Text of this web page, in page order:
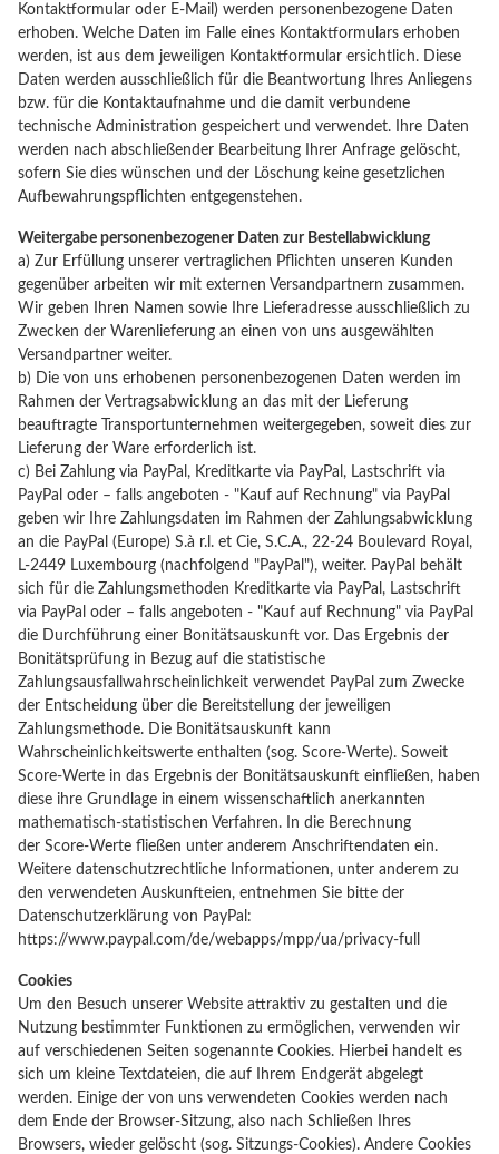
Kontaktformular oder E-Mail) werden personenbezogene Daten
erhoben. Welche Daten im Falle eines Kontaktformulars erhoben
werden, ist aus dem jeweiligen Kontaktformular ersichtlich. Diese
Daten werden ausschließlich für die Beantwortung Ihres Anliegens
bzw. für die Kontaktaufnahme und die damit verbundene
technische Administration gespeichert und verwendet. Ihre Daten
werden nach abschließender Bearbeitung Ihrer Anfrage gelöscht,
sofern Sie dies wünschen und der Löschung keine gesetzlichen
Aufbewahrungspflichten entgegenstehen.
Weitergabe personenbezogener Daten zur Bestellabwicklung
a) Zur Erfüllung unserer vertraglichen Pflichten unseren Kunden
gegenüber arbeiten wir mit externen Versandpartnern zusammen.
Wir geben Ihren Namen sowie Ihre Lieferadresse ausschließlich zu
Zwecken der Warenlieferung an einen von uns ausgewählten
Versandpartner weiter.
b) Die von uns erhobenen personenbezogenen Daten werden im
Rahmen der Vertragsabwicklung an das mit der Lieferung
beauftragte Transportunternehmen weitergegeben, soweit dies zur
Lieferung der Ware erforderlich ist.
c) Bei Zahlung via PayPal, Kreditkarte via PayPal, Lastschrift via
PayPal oder – falls angeboten - "Kauf auf Rechnung" via PayPal
geben wir Ihre Zahlungsdaten im Rahmen der Zahlungsabwicklung
an die PayPal (Europe) S.à r.l. et Cie, S.C.A., 22-24 Boulevard Royal,
L-2449 Luxembourg (nachfolgend "PayPal"), weiter. PayPal behält
sich für die Zahlungsmethoden Kreditkarte via PayPal, Lastschrift
via PayPal oder – falls angeboten - "Kauf auf Rechnung" via PayPal
die Durchführung einer Bonitätsauskunft vor. Das Ergebnis der
Bonitätsprüfung in Bezug auf die statistische
Zahlungsausfallwahrscheinlichkeit verwendet PayPal zum Zwecke
der Entscheidung über die Bereitstellung der jeweiligen
Zahlungsmethode. Die Bonitätsauskunft kann
Wahrscheinlichkeitswerte enthalten (sog. Score-Werte). Soweit
Score-Werte in das Ergebnis der Bonitätsauskunft einfließen, haben
diese ihre Grundlage in einem wissenschaftlich anerkannten
mathematisch-statistischen Verfahren. In die Berechnung
der Score-Werte fließen unter anderem Anschriftendaten ein.
Weitere datenschutzrechtliche Informationen, unter anderem zu
den verwendeten Auskunfteien, entnehmen Sie bitte der
Datenschutzerklärung von PayPal:
https://www.paypal.com/de/webapps/mpp/ua/privacy-full
Cookies
Um den Besuch unserer Website attraktiv zu gestalten und die
Nutzung bestimmter Funktionen zu ermöglichen, verwenden wir
auf verschiedenen Seiten sogenannte Cookies. Hierbei handelt es
sich um kleine Textdateien, die auf Ihrem Endgerät abgelegt
werden. Einige der von uns verwendeten Cookies werden nach
dem Ende der Browser-Sitzung, also nach Schließen Ihres
Browsers, wieder gelöscht (sog. Sitzungs-Cookies). Andere Cookies